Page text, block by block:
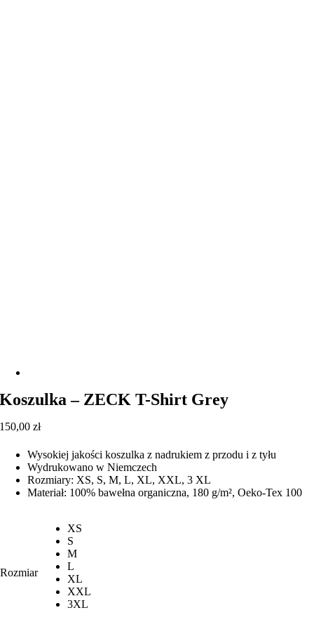
Koszulka – ZECK T-Shirt Grey
150,00zł
Wysokiej jakości koszulka z nadrukiem z przodu i z tyłu
Wydrukowano w Niemczech
Rozmiary: XS, S, M, L, XL, XXL, 3 XL
Materiał: 100% bawełna organiczna, 180 g/m², Oeko-Tex 100
Rozmiar
XS
S
M
L
XL
XXL
3XL